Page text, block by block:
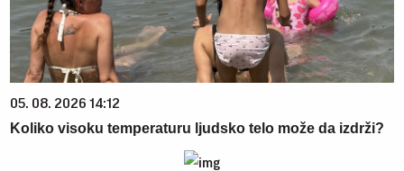
05. 08. 2026 14:12
Koliko visoku temperaturu ljudsko telo može da izdrži?